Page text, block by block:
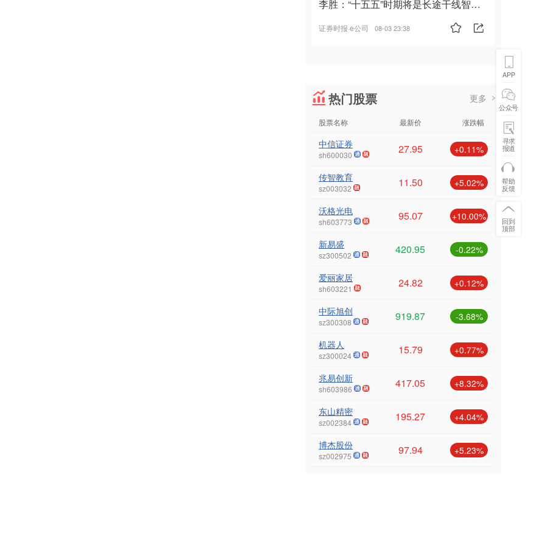
李胜：“十五五”时期将是长途干线智能
证券时报·e公司 08-03 23:38
热门股票 更多
股票名称 最新价 涨跌幅
中信证券
sh600030 27.95 +0.11%
传智教育
sz003032 11.50 +5.02%
沃格光电
sh603773 95.07 +10.00%
新易盛
sz300502 420.95 -0.22%
爱丽家居
sh603221 24.82 +0.12%
中际旭创
sz300308 919.87 -3.68%
机器人
sz300024 15.79 +0.77%
兆易创新
sh603986 417.05 +8.32%
东山精密
sz002384 195.27 +4.04%
博杰股份
sz002975 97.94 +5.23%
APP
公众号
寻求
报道
帮助
反馈
回到
顶部